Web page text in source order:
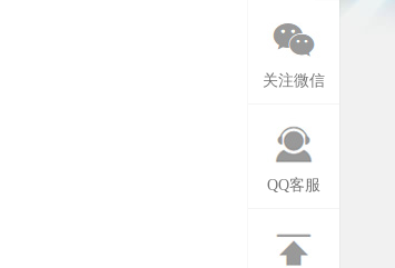
关注微信
QQ客服